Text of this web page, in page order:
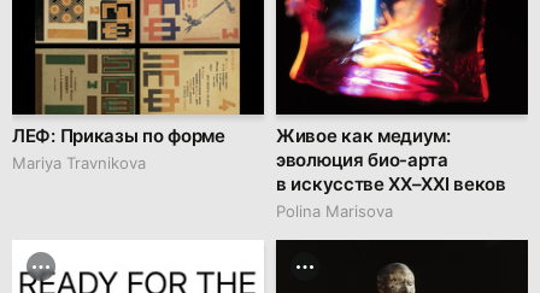
ЛЕФ: Приказы по форме
Mariya Travnikova
Живое как медиум:
эволюция био-арта
в искусстве XX–XXI веков
Polina Marisova